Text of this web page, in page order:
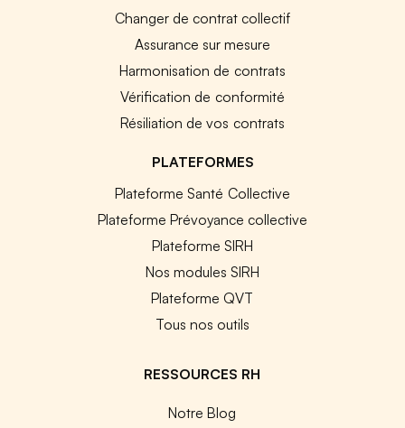
Changer de contrat collectif
Assurance sur mesure
Harmonisation de contrats
Vérification de conformité
Résiliation de vos contrats
PLATEFORMES
Plateforme Santé Collective
Plateforme Prévoyance collective
Plateforme SIRH
Nos modules SIRH
Plateforme QVT
Tous nos outils
RESSOURCES RH
Notre Blog